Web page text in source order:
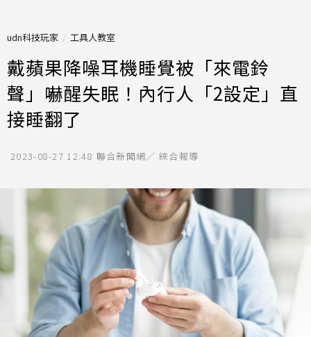
udn科技玩家 工具人教室
戴蘋果降噪耳機睡覺被「來電鈴
聲」嚇醒失眠！內行人「2設定」直
接睡翻了
2023-08-27 12:48 聯合新聞網／ 綜合報導